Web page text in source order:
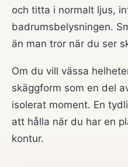
och titta i normalt ljus,
badrumsbelysningen.
än man tror när du ser
Om du vill vässa
skäggform som en del
isolerat moment. En
att hålla när du har en
kontur.